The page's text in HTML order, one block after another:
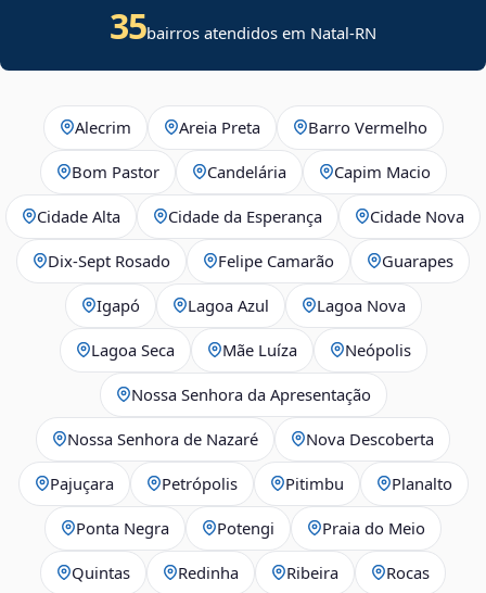
35bairros atendidos em Natal-RN
Alecrim Areia Preta Barro Vermelho
Bom Pastor Candelária Capim Macio
Cidade Alta Cidade da Esperança Cidade Nova
Dix‑Sept Rosado Felipe Camarão Guarapes
Igapó Lagoa Azul Lagoa Nova
Lagoa Seca Mãe Luíza Neópolis
Nossa Senhora da Apresentação
Nossa Senhora de Nazaré Nova Descoberta
Pajuçara Petrópolis Pitimbu Planalto
Ponta Negra Potengi Praia do Meio
Quintas Redinha Ribeira Rocas